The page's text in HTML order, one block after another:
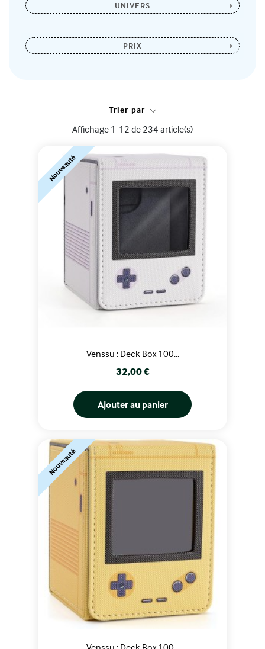
UNIVERS
PRIX
Trier par
Affichage 1-12 de 234 article(s)
Venssu : Deck Box 100...
Prix
32,00 €
Ajouter au panier
Nouveauté
Nouveauté